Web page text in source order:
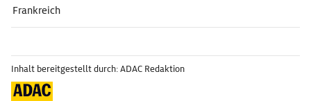
Frankreich
Inhalt bereitgestellt durch: ADAC Redaktion